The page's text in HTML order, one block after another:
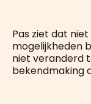
Pas ziet dat
mogelijkheden
niet veranderd
bekendmaking